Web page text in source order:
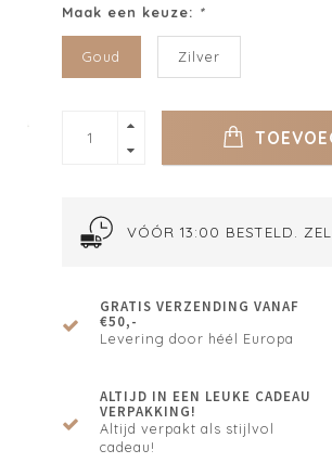
Maak een keuze: *
Goud Zilver
VÓÓR 13:00 BESTELD.
GRATIS VERZENDING VANAF
€50,-
Levering door héél Europa
ALTIJD IN EEN LEUKE CADEAU
VERPAKKING!
Altijd verpakt als stijlvol
cadeau!